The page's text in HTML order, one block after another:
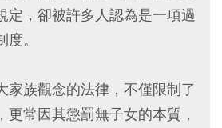
定，卻被許多人認為是一項過
。
家族觀念的法律，不僅限制了
更常因其懲罰無子女的本質，